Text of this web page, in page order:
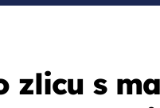
zlicu s